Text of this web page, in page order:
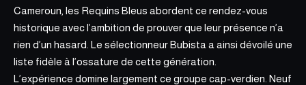
Cameroun, les Requins Bleus abordent ce rendez-vous
historique avec l’ambition de prouver que leur présence n’a
rien d’un hasard. Le sélectionneur Bubista a ainsi dévoilé une
liste fidèle à l’ossature de cette génération.
L’expérience domine largement ce groupe cap-verdien. Neuf